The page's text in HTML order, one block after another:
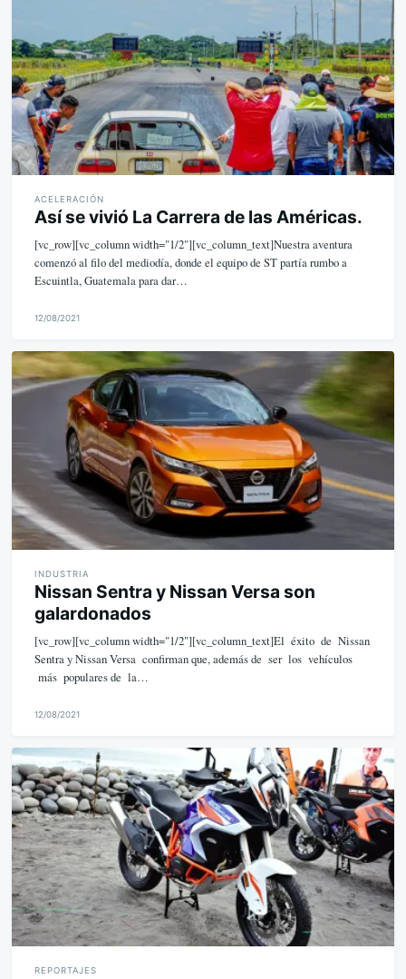
ACELERACIÓN
Así se vivió La Carrera de las Américas.
[vc_row][vc_column width="1/2"][vc_column_text]Nuestra aventura
comenzó al filo del mediodía, donde el equipo de ST partía rumbo a
Escuintla, Guatemala para dar…
i
k
e
12/08/2021
INDUSTRIA
Nissan Sentra y Nissan Versa son
galardonados
[vc_row][vc_column width="1/2"][vc_column_text]El éxito de Nissan
Sentra y Nissan Versa confirman que, además de ser los vehículos
más populares de la…
i
k
e
12/08/2021
REPORTAJES